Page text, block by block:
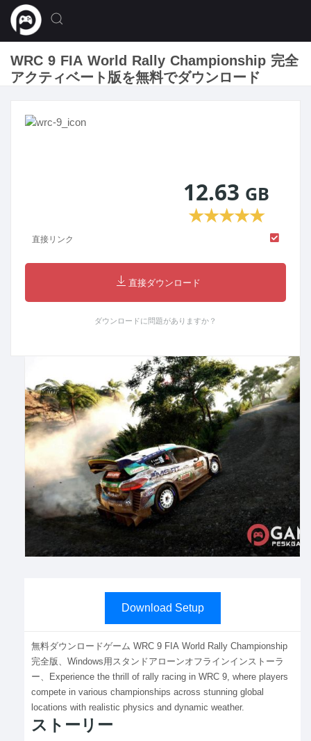
WRC 9 FIA World Rally Championship 完全
アクティベート版を無料でダウンロード
Download Setup
無料ダウンロードゲーム WRC 9 FIA World Rally Championship
完全版、Windows用スタンドアローンオフラインインストーラ
ー、Experience the thrill of rally racing in WRC 9, where players
compete in various championships across stunning global
locations with realistic physics and dynamic weather.
ストーリー
12.63 GB
★★★★★
直接リンク
直接ダウンロード
ダウンロードに問題がありますか？